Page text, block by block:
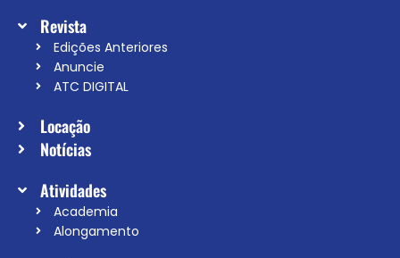
Revista
Edições Anteriores
Anuncie
ATC DIGITAL
Locação
Notícias
Atividades
Academia
Alongamento